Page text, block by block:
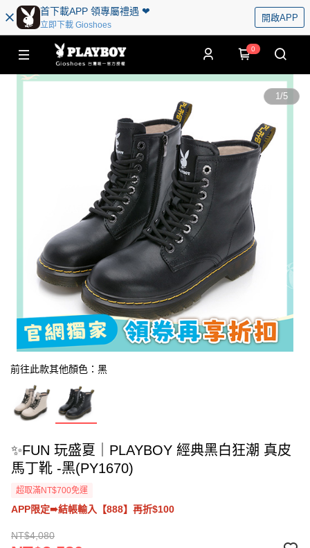
首下載APP 領專屬禮遇 ❤︎
立即下載 Gioshoes
開啟APP
0
1/5
前往此款其他顏色：黑
✨FUN 玩盛夏｜PLAYBOY 經典黑白狂潮 真皮
馬丁靴 -黑(PY1670)
超取滿NT$700免運
APP限定➠結帳輸入【888】再折$100
NT$4,080